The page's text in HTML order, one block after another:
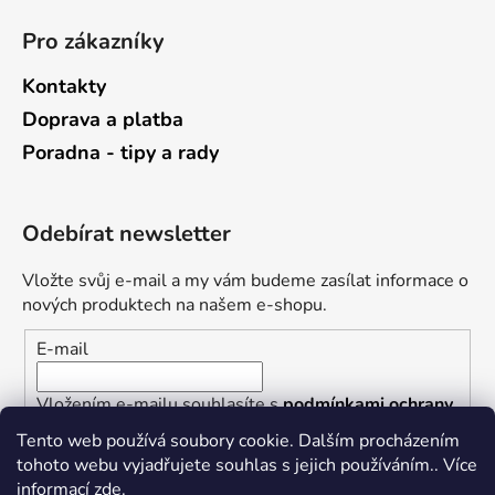
Tento web používá soubory cookie. Dalším procházením
tohoto webu vyjadřujete souhlas s jejich používáním.. Více
informacízde.
Pro zákazníky
Kontakty
Doprava a platba
Poradna - tipy a rady
Odebírat newsletter
Vložte svůj e-mail a my vám budeme zasílat informace o
nových produktech na našem e-shopu.
E-mail
Vložením e-mailu souhlasíte spodmínkami ochrany
osobních údajů
PŘIHLÁSIT SE